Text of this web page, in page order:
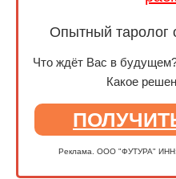
Опытный таролог
Что ждёт Вас в
Какое
Реклама. ООО "ФУТУРА" ИНН: